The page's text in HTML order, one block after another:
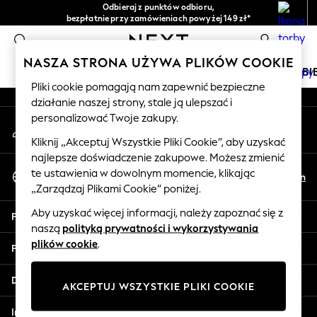
Odbieraj z punktów odbioru,
bezpłatnie przy zamówieniach powyżej 149 zł*
Łatwe zwroty*
0
HOLIDAY SHOP
Women's Holiday Shop
All Swimwear
All Beachwear
Bags & Accessories
Beach Dresses & Kaftans
Dresses
Flip Flops
Sliders
Jumpsuits & Playsuits
Sandals
Shorts
An error occurred on client
Nasze media społecznościowe
Moje konto
Zaloguj się na swoje konto
Wybierz Język
Polski
En
Pomoc
Prywatność i zasady prawne
Działy
Inne usługi
NASZA STRONA UŻYWA PLIKÓW COOKIE
Pliki cookie pomagają nam zapewnić bezpieczne
działanie naszej strony, stale ją ulepszać i
personalizować Twoje zakupy.
Kliknij „Akceptuj Wszystkie Pliki Cookie”, aby uzyskać
najlepsze doświadczenie zakupowe. Możesz zmienić
te ustawienia w dowolnym momencie, klikając
„Zarządzaj Plikami Cookie” poniżej.
Aby uzyskać więcej informacji, należy zapoznać się z
naszą polityką prywatności i wykorzystywania
plików cookie.
AKCEPTUJ WSZYSTKIE PLIKI COOKIE